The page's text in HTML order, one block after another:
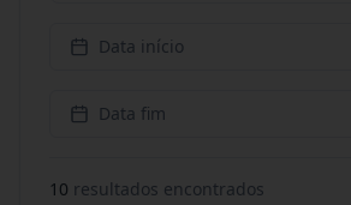
Data início
Data fim
10 resultados encontrados